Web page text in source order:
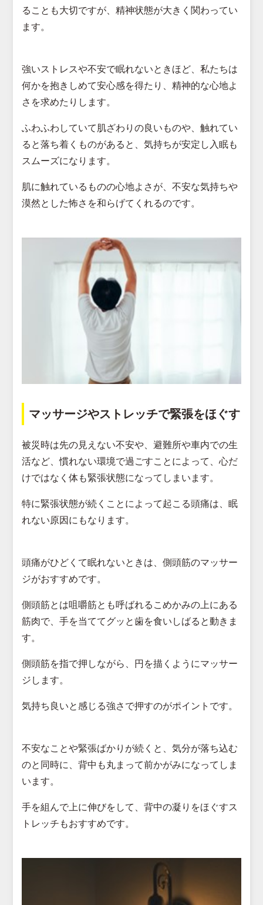
ることも大切ですが、精神状態が大きく関わってい
ます。
強いストレスや不安で眠れないときほど、私たちは
何かを抱きしめて安心感を得たり、精神的な心地よ
さを求めたりします。
ふわふわしていて肌ざわりの良いものや、触れてい
ると落ち着くものがあると、気持ちが安定し入眠も
スムーズになります。
肌に触れているものの心地よさが、不安な気持ちや
漠然とした怖さを和らげてくれるのです。
マッサージやストレッチで緊張をほぐす
被災時は先の見えない不安や、避難所や車内での生
活など、慣れない環境で過ごすことによって、心だ
けではなく体も緊張状態になってしまいます。
特に緊張状態が続くことによって起こる頭痛は、眠
れない原因にもなります。
頭痛がひどくて眠れないときは、側頭筋のマッサー
ジがおすすめです。
側頭筋とは咀嚼筋とも呼ばれるこめかみの上にある
筋肉で、手を当ててグッと歯を食いしばると動きま
す。
側頭筋を指で押しながら、円を描くようにマッサー
ジします。
気持ち良いと感じる強さで押すのがポイントです。
不安なことや緊張ばかりが続くと、気分が落ち込む
のと同時に、背中も丸まって前かがみになってしま
います。
手を組んで上に伸びをして、背中の凝りをほぐすス
トレッチもおすすめです。